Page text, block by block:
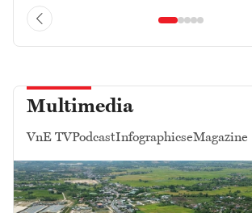
Multimedia
VnE TVPodcastInfographics